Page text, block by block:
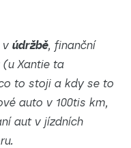
v údržbě, finanční
(u Xantie ta
to stoji a kdy se to
auto v 100tis km,
aut v jízdních